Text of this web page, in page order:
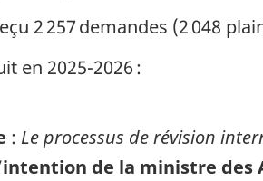
2 257 demandes (2 048
en 2025-2026 :
: Le processus de révision
de la ministre des